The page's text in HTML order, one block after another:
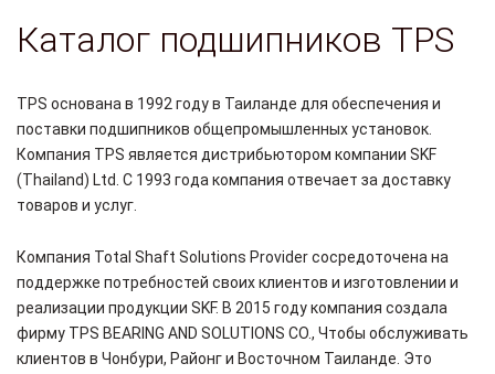
Каталог подшипников TPS
TPS основана в 1992 году в Таиланде для обеспечения и
поставки подшипников общепромышленных установок.
Компания TPS является дистрибьютором компании SKF
(Thailand) Ltd. С 1993 года компания отвечает за доставку
товаров и услуг.
Компания Total Shaft Solutions Provider сосредоточена на
поддержке потребностей своих клиентов и изготовлении и
реализации продукции SKF. В 2015 году компания создала
фирму TPS BEARING AND SOLUTIONS CO., Чтобы обслуживать
клиентов в Чонбури, Районг и Восточном Таиланде. Это